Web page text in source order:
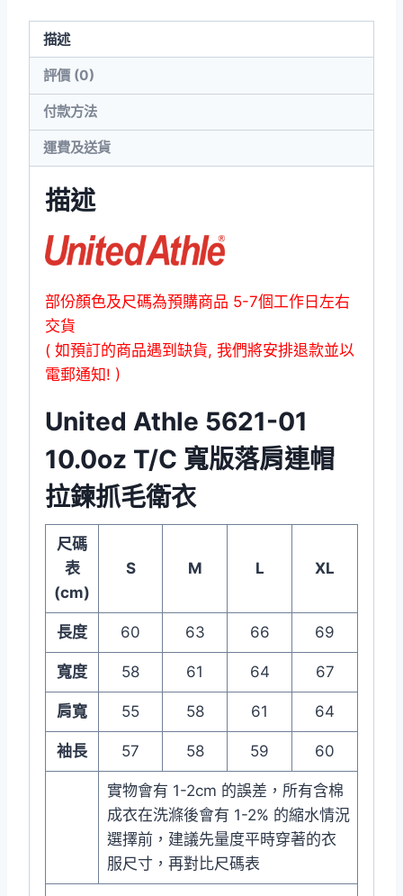
連
鍊
描述
評價 (0)
付款方法
運費及送貨
描述
部份顏色及尺碼為預購商品 5-7個工作日左右
交貨
( 如預訂的商品遇到缺貨, 我們將安排退款並以
電郵通知! )
United Athle 5621-01
10.0oz T/C 寬版落肩連帽
拉鍊抓毛衛衣
尺碼
表
(cm)
S M L XL
長度 60 63 66 69
寬度 58 61 64 67
肩寬 55 58 61 64
袖長 57 58 59 60
實物會有 1-2cm 的誤差，所有含棉
成衣在洗滌後會有 1-2% 的縮水情況
選擇前，建議先量度平時穿著的衣
服尺寸，再對比尺碼表